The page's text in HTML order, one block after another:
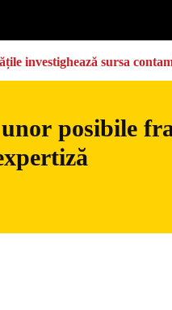
investighează sursa
posibile